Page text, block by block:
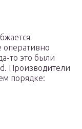
то это были
Производители
порядке: